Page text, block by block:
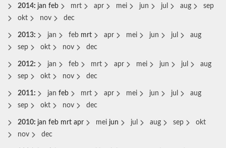
2014: jan feb mrt apr mei jun jul aug
sep
okt
nov dec
2013: jan feb mrt apr mei jun jul
aug
sep
okt nov dec
2012: jan feb mrt apr mei jun jul
aug
sep
okt nov dec
2011: jan feb mrt apr mei jun jul
aug
sep
okt nov dec
2010: jan feb mrt apr mei jun jul aug sep
okt
nov
dec